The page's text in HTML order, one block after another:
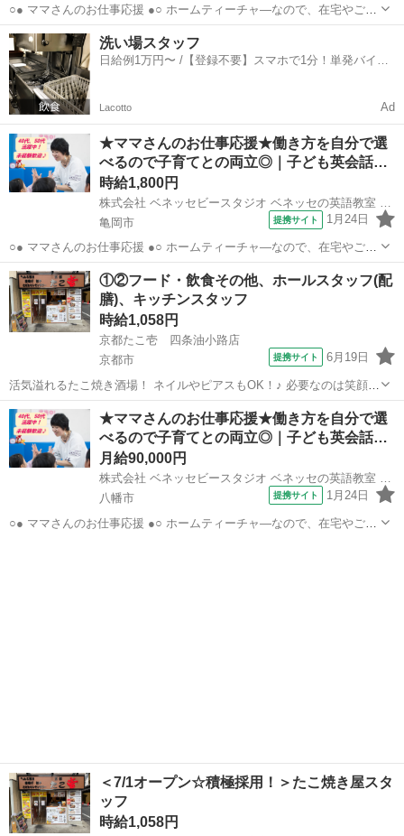
○● ママさんのお仕事応援 ●○ ホームティーチャ—なので、在宅やご自
宅近くでの勤務！ ご家庭の都合に応じて、週1日～開校日なども調整
可能です。 ○● 未経験からの「英語の先生」デビューも大歓迎 ●○ ・開
校以降は教室運営...
京都 京都市 店長
洗い場スタッフ
日給例1万円〜 /【登録不要】スマホで1分！単発バイト
Lacotto Ad
★ママさんのお仕事応援★働き方を自分で選
べるので子育てとの両立◎｜子ども英会話…
時給1,800円
亀岡市
提携サイト 1月24日
○● ママさんのお仕事応援 ●○ ホームティーチャ—なので、在宅やご自
宅近くでの勤務！ ご家庭の都合に応じて、週1日～開校日なども調整
可能です。 ○● 未経験からの「英語の先生」デビューも大歓迎 ●○ ・開
校以降は教室運営...
京都 亀岡市 店長
①②フード・飲食その他、ホールスタッフ(配
膳)、キッチンスタッフ
時給1,058円
京都たこ壱 四条油小路店
京都市
提携サイト 6月19日
活気溢れるたこ焼き酒場！ ネイルやピアスもOK！♪ 必要なのは笑顔と
元気だけ！ 大学生・主婦(夫)・フリーターなど、 年齢・性別問わず大
募集★ 笑顔と元気さえあれば積極採用中です！★ ≪未経験の方でも問
題なし！！≫ 未...
京都 京都市
★ママさんのお仕事応援★働き方を自分で選
べるので子育てとの両立◎｜子ども英会話…
月給90,000円
株式会社 ベネッセビースタジオ ベネッセの英語教室 BE studio
八幡市
提携サイト 1月24日
○● ママさんのお仕事応援 ●○ ホームティーチャ—なので、在宅やご自
＜7/1オープン☆積極採用！＞たこ焼き屋スタ
ッフ
時給1,058円